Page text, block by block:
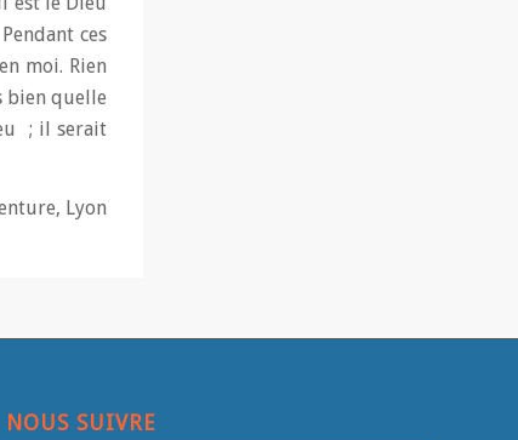
ces
moi. Rien
bien quelle
; il serait
Lyon
NOUS SUIVRE